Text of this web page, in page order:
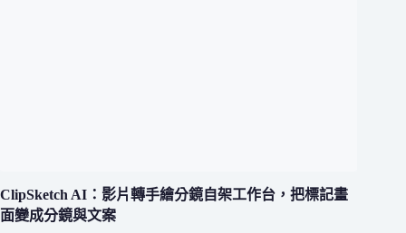
ClipSketch AI：影片轉手繪分鏡自架工作台，把標記畫
面變成分鏡與文案